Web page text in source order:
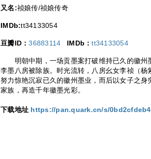
又名:祯娘传/祯娘传奇
IMDb:tt34133054
豆瓣ID：36883114 IMDb：tt34133054
明朝中期，一场贡墨案打破维持已久的徽州
李墨八房被除族。时光流转，八房幺女李祯（
努力惊艳沉寂已久的徽州墨业，而后以女子之
家族，再造千年徽墨光彩。
下载地址 https://pan.quark.cn/s/